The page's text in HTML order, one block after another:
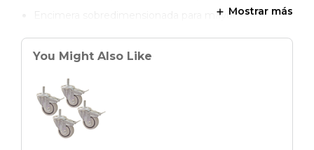
Encimera sobredimensionada para mayor
Personaliza los accesorios Kreg® U-Bench
Cuatro tamaños disponibles
Mostrar más
You Might Also Like